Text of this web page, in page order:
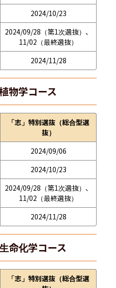
2024/10/23
2024/09/28（第1次選抜）、
11/02（最終選抜）
2024/11/28
物学コース
「志」特別選抜（総合型選
抜）
2024/09/06
2024/10/23
2024/09/28（第1次選抜）、
11/02（最終選抜）
2024/11/28
命化学コース
「志」特別選抜（総合型選